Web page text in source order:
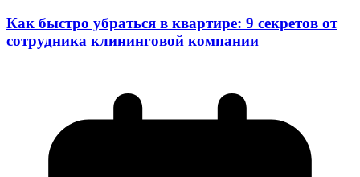
Как быстро убраться в квартире: 9 секретов от
сотрудника клининговой компании